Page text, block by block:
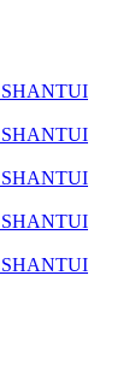
SHANTUI
SHANTUI
SHANTUI
SHANTUI
SHANTUI